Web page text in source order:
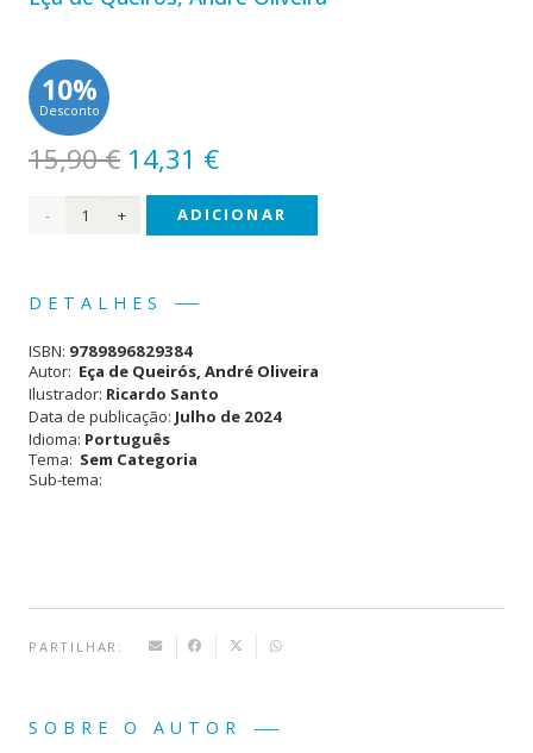
10%
Desconto
15,90€ O
preço
original
15,90 €.
14,31 €O
preço
atual
Quantidade
Literatura
Portuguesa
em
BD -
ADICIONAR
DETALHES
ISBN: 9789896829384
Autor: Eça de Queirós, André Oliveira
Ilustrador: Ricardo Santo
Data de publicação: Julho de 2024
Idioma: Português
Tema: Sem Categoria
Sub-tema:
PARTILHAR:
SOBRE O AUTOR